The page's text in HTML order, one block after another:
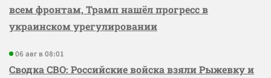
всем фронтам, Трамп нашёл прогресс в
украинском урегулировании
06 авг в 08:01
Сводка СВО: Российские войска взяли Рыжевку и